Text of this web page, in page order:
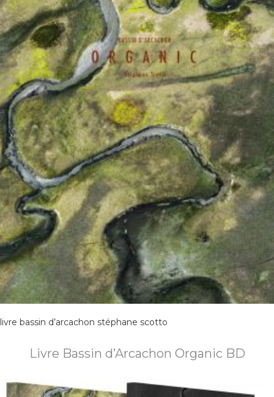
livre bassin d’arcachon stéphane scotto
Livre Bassin d’Arcachon Organic BD